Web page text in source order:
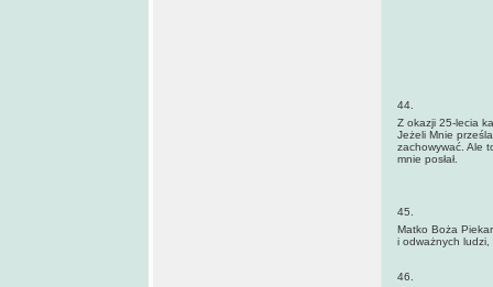
44.
Z okazji 25-lecia
Jeżeli Mnie
zachowywać. Ale
mnie posłał.
45.
Matko Boża
i odważnych
46.